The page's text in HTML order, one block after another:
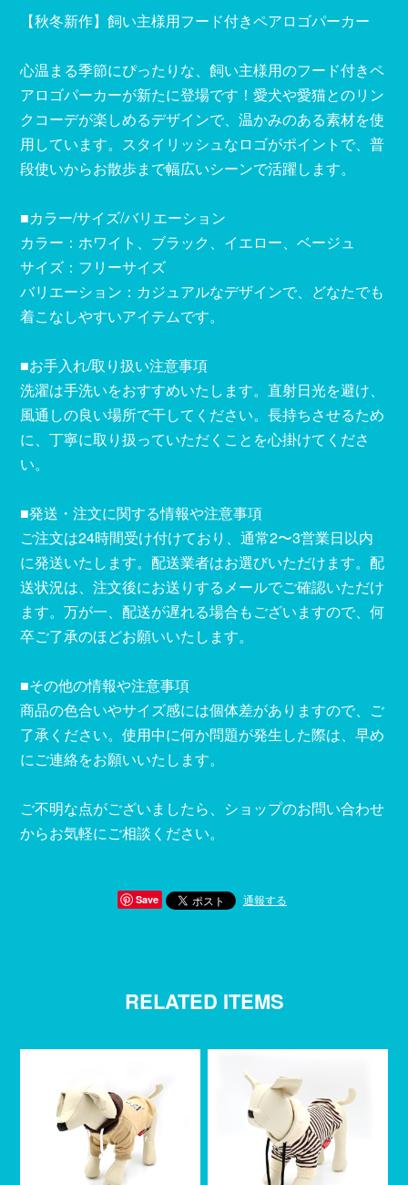
【秋冬新作】飼い主様用フード付きペアロゴパーカー
心温まる季節にぴったりな、飼い主様用のフード付きペ
アロゴパーカーが新たに登場です！愛犬や愛猫とのリン
クコーデが楽しめるデザインで、温かみのある素材を使
用しています。スタイリッシュなロゴがポイントで、普
段使いからお散歩まで幅広いシーンで活躍します。
■カラー/サイズ/バリエーション
カラー：ホワイト、ブラック、イエロー、ベージュ
サイズ：フリーサイズ
バリエーション：カジュアルなデザインで、どなたでも
着こなしやすいアイテムです。
■お手入れ/取り扱い注意事項
洗濯は手洗いをおすすめいたします。直射日光を避け、
風通しの良い場所で干してください。長持ちさせるため
に、丁寧に取り扱っていただくことを心掛けてくださ
い。
■発送・注文に関する情報や注意事項
ご注文は24時間受け付けており、通常2〜3営業日以内
に発送いたします。配送業者はお選びいただけます。配
送状況は、注文後にお送りするメールでご確認いただけ
ます。万が一、配送が遅れる場合もございますので、何
卒ご了承のほどお願いいたします。
■その他の情報や注意事項
商品の色合いやサイズ感には個体差がありますので、ご
了承ください。使用中に何か問題が発生した際は、早め
にご連絡をお願いいたします。
ご不明な点がございましたら、ショップのお問い合わせ
からお気軽にご相談ください。
Save 通報する
RELATED ITEMS